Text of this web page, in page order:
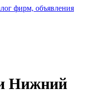
фирм, объявления
Нижний